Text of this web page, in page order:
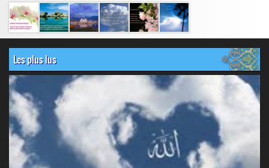
Les plus lus